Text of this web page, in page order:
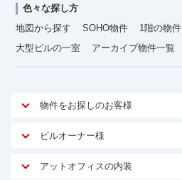
色々な探し方
地図から探す
SOHO物件 1階の物件
大型ビルの一室
アーカイブ物件一覧
物件をお探しのお客様
アットオフィスが選ばれる理由
ご契約者様インタビュー
ビルオーナー様
オーナー様向けサービス
アットオフィスの内装